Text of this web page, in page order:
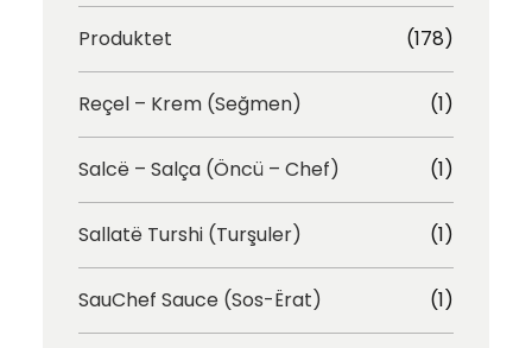
Produktet (178)
Reçel – Krem (Seğmen) (1)
Salcë – Salça (Öncü – Chef) (1)
Sallatë Turshi (Turşuler) (1)
SauChef Sauce (Sos-Ërat) (1)